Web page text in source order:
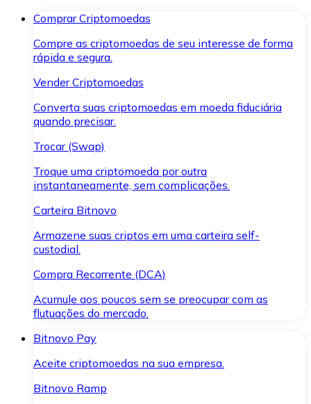
Comprar Criptomoedas
Compre as criptomoedas de seu interesse de forma
rápida e segura.
Vender Criptomoedas
Converta suas criptomoedas em moeda fiduciária
quando precisar.
Trocar (Swap)
Troque uma criptomoeda por outra
instantaneamente, sem complicações.
Carteira Bitnovo
Armazene suas criptos em uma carteira self-
custodial.
Compra Recorrente (DCA)
Acumule aos poucos sem se preocupar com as
flutuações do mercado.
Bitnovo Pay
Aceite criptomoedas na sua empresa.
Bitnovo Ramp